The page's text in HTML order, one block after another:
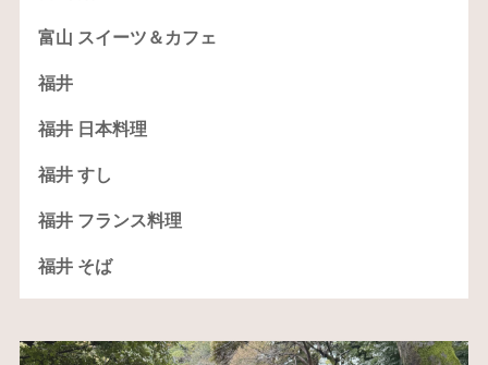
富山 スイーツ＆カフェ
福井
福井 日本料理
福井 すし
福井 フランス料理
福井 そば